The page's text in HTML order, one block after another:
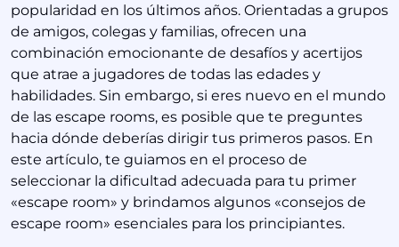
popularidad en los últimos años. Orientadas a grupos
de amigos, colegas y familias, ofrecen una
combinación emocionante de desafíos y acertijos
que atrae a jugadores de todas las edades y
habilidades. Sin embargo, si eres nuevo en el mundo
de las escape rooms, es posible que te preguntes
hacia dónde deberías dirigir tus primeros pasos. En
este artículo, te guiamos en el proceso de
seleccionar la dificultad adecuada para tu primer
«escape room» y brindamos algunos «consejos de
escape room» esenciales para los principiantes.